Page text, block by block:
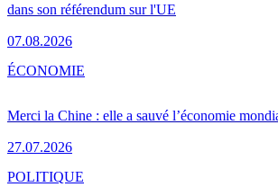
dans son référendum sur l'UE
07.08.2026
Merci la Chine : elle a sauvé l’économie
27.07.2026
ÉCONOMIE
POLITIQUE